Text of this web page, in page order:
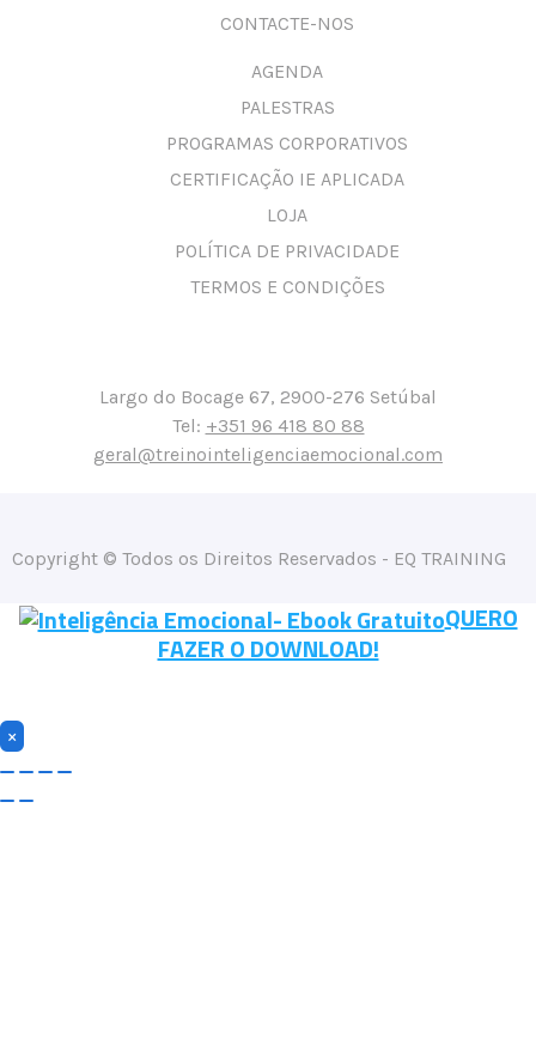
CONTACTE-NOS
AGENDA
PALESTRAS
PROGRAMAS CORPORATIVOS
CERTIFICAÇÃO IE APLICADA
LOJA
POLÍTICA DE PRIVACIDADE
TERMOS E CONDIÇÕES
Largo do Bocage 67, 2900-276 Setúbal
Tel: +351 96 418 80 88
geral@treinointeligenciaemocional.com
Copyright © Todos os Direitos Reservados - EQ TRAINING
QUERO
FAZER O DOWNLOAD!
×